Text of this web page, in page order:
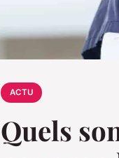
ACTU
Quels